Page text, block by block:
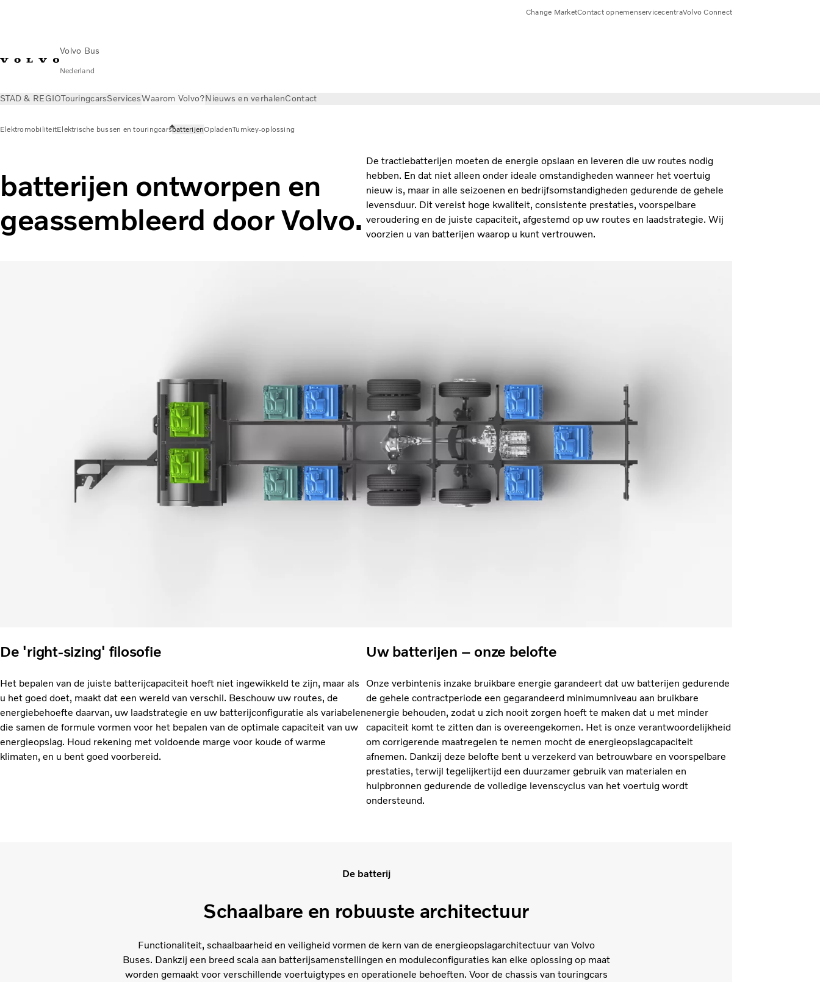
Volvo Bus
Nederland
Change MarketContact opnemenservicecentraVolvo Connect
STAD & REGIOTouringcarsServicesWaarom Volvo?Nieuws en verhalenContact
ElektromobiliteitElektrische bussen en touringcarsbatterijenOpladenTurnkey-oplossing
batterijen ontworpen en
geassembleerd door Volvo.
De tractiebatterijen moeten de energie opslaan en leveren die uw routes nodig
hebben. En dat niet alleen onder ideale omstandigheden wanneer het voertuig
nieuw is, maar in alle seizoenen en bedrijfsomstandigheden gedurende de gehele
levensduur. Dit vereist hoge kwaliteit, consistente prestaties, voorspelbare
veroudering en de juiste capaciteit, afgestemd op uw routes en laadstrategie. Wij
voorzien u van batterijen waarop u kunt vertrouwen.
De 'right-sizing' filosofie
Het bepalen van de juiste batterijcapaciteit hoeft niet ingewikkeld te zijn, maar als
u het goed doet, maakt dat een wereld van verschil. Beschouw uw routes, de
energiebehoefte daarvan, uw laadstrategie en uw batterijconfiguratie als variabelen
die samen de formule vormen voor het bepalen van de optimale capaciteit van uw
energieopslag. Houd rekening met voldoende marge voor koude of warme
klimaten, en u bent goed voorbereid.
Uw batterijen – onze belofte
Onze verbintenis inzake bruikbare energie garandeert dat uw batterijen gedurende
de gehele contractperiode een gegarandeerd minimumniveau aan bruikbare
energie behouden, zodat u zich nooit zorgen hoeft te maken dat u met minder
capaciteit komt te zitten dan is overeengekomen. Het is onze verantwoordelijkheid
om corrigerende maatregelen te nemen mocht de energieopslagcapaciteit
afnemen. Dankzij deze belofte bent u verzekerd van betrouwbare en voorspelbare
prestaties, terwijl tegelijkertijd een duurzamer gebruik van materialen en
hulpbronnen gedurende de volledige levenscyclus van het voertuig wordt
ondersteund.
De batterij
Schaalbare en robuuste architectuur
Functionaliteit, schaalbaarheid en veiligheid vormen de kern van de energieopslagarchitectuur van Volvo
Buses. Dankzij een breed scala aan batterijsamenstellingen en moduleconfiguraties kan elke oplossing op maat
worden gemaakt voor verschillende voertuigtypes en operationele behoeften. Voor de chassis van touringcars